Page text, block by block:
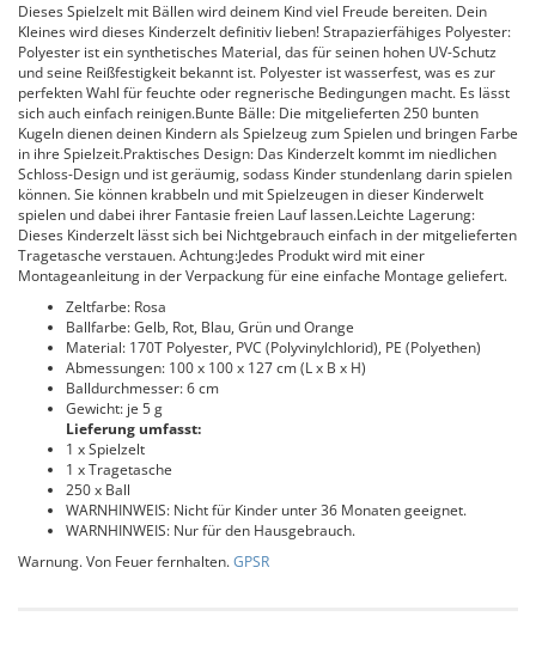
Dieses Spielzelt mit Bällen wird deinem Kind viel Freude bereiten. Dein
Kleines wird dieses Kinderzelt definitiv lieben! Strapazierfähiges Polyester:
Polyester ist ein synthetisches Material, das für seinen hohen UV-Schutz
und seine Reißfestigkeit bekannt ist. Polyester ist wasserfest, was es zur
perfekten Wahl für feuchte oder regnerische Bedingungen macht. Es lässt
sich auch einfach reinigen.Bunte Bälle: Die mitgelieferten 250 bunten
Kugeln dienen deinen Kindern als Spielzeug zum Spielen und bringen Farbe
in ihre Spielzeit.Praktisches Design: Das Kinderzelt kommt im niedlichen
Schloss-Design und ist geräumig, sodass Kinder stundenlang darin spielen
können. Sie können krabbeln und mit Spielzeugen in dieser Kinderwelt
spielen und dabei ihrer Fantasie freien Lauf lassen.Leichte Lagerung:
Dieses Kinderzelt lässt sich bei Nichtgebrauch einfach in der mitgelieferten
Tragetasche verstauen. Achtung:Jedes Produkt wird mit einer
Montageanleitung in der Verpackung für eine einfache Montage geliefert.
Zeltfarbe: Rosa
Ballfarbe: Gelb, Rot, Blau, Grün und Orange
Material: 170T Polyester, PVC (Polyvinylchlorid), PE (Polyethen)
Abmessungen: 100 x 100 x 127 cm (L x B x H)
Balldurchmesser: 6 cm
Gewicht: je 5 g
Lieferung umfasst:
1 x Spielzelt
1 x Tragetasche
250 x Ball
WARNHINWEIS: Nicht für Kinder unter 36 Monaten geeignet.
WARNHINWEIS: Nur für den Hausgebrauch.
Warnung. Von Feuer fernhalten.GPSR